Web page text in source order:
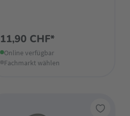
11,90 CHF*
Online verfügbar
Fachmarkt wählen